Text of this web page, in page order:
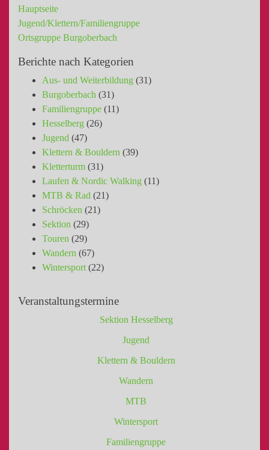
Hauptseite
Jugend/Klettern/Familiengruppe
Ortsgruppe Burgoberbach
Berichte nach Kategorien
Aus- und Weiterbildung (31)
Burgoberbach (31)
Familiengruppe (11)
Hesselberg (26)
Jugend (47)
Klettern & Bouldern (39)
Kletterturm (31)
Laufen & Nordic Walking (11)
MTB & Rad (21)
Schröcken (21)
Sektion (29)
Touren (29)
Wandern (67)
Wintersport (22)
Veranstaltungstermine
Sektion Hesselberg
Jugend
Klettern & Bouldern
Wandern
MTB
Wintersport
Familiengruppe